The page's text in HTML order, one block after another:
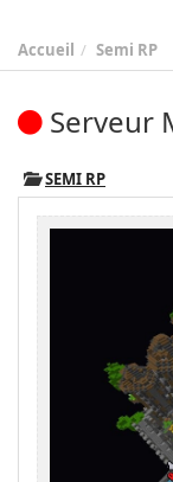
Accueil Semi RP
Serveur
SEMI RP